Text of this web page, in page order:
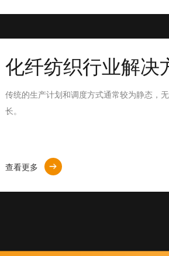
化纤纺织行业解决
传统的生产计划和调度方式通常较为静态，
长。
查看更多